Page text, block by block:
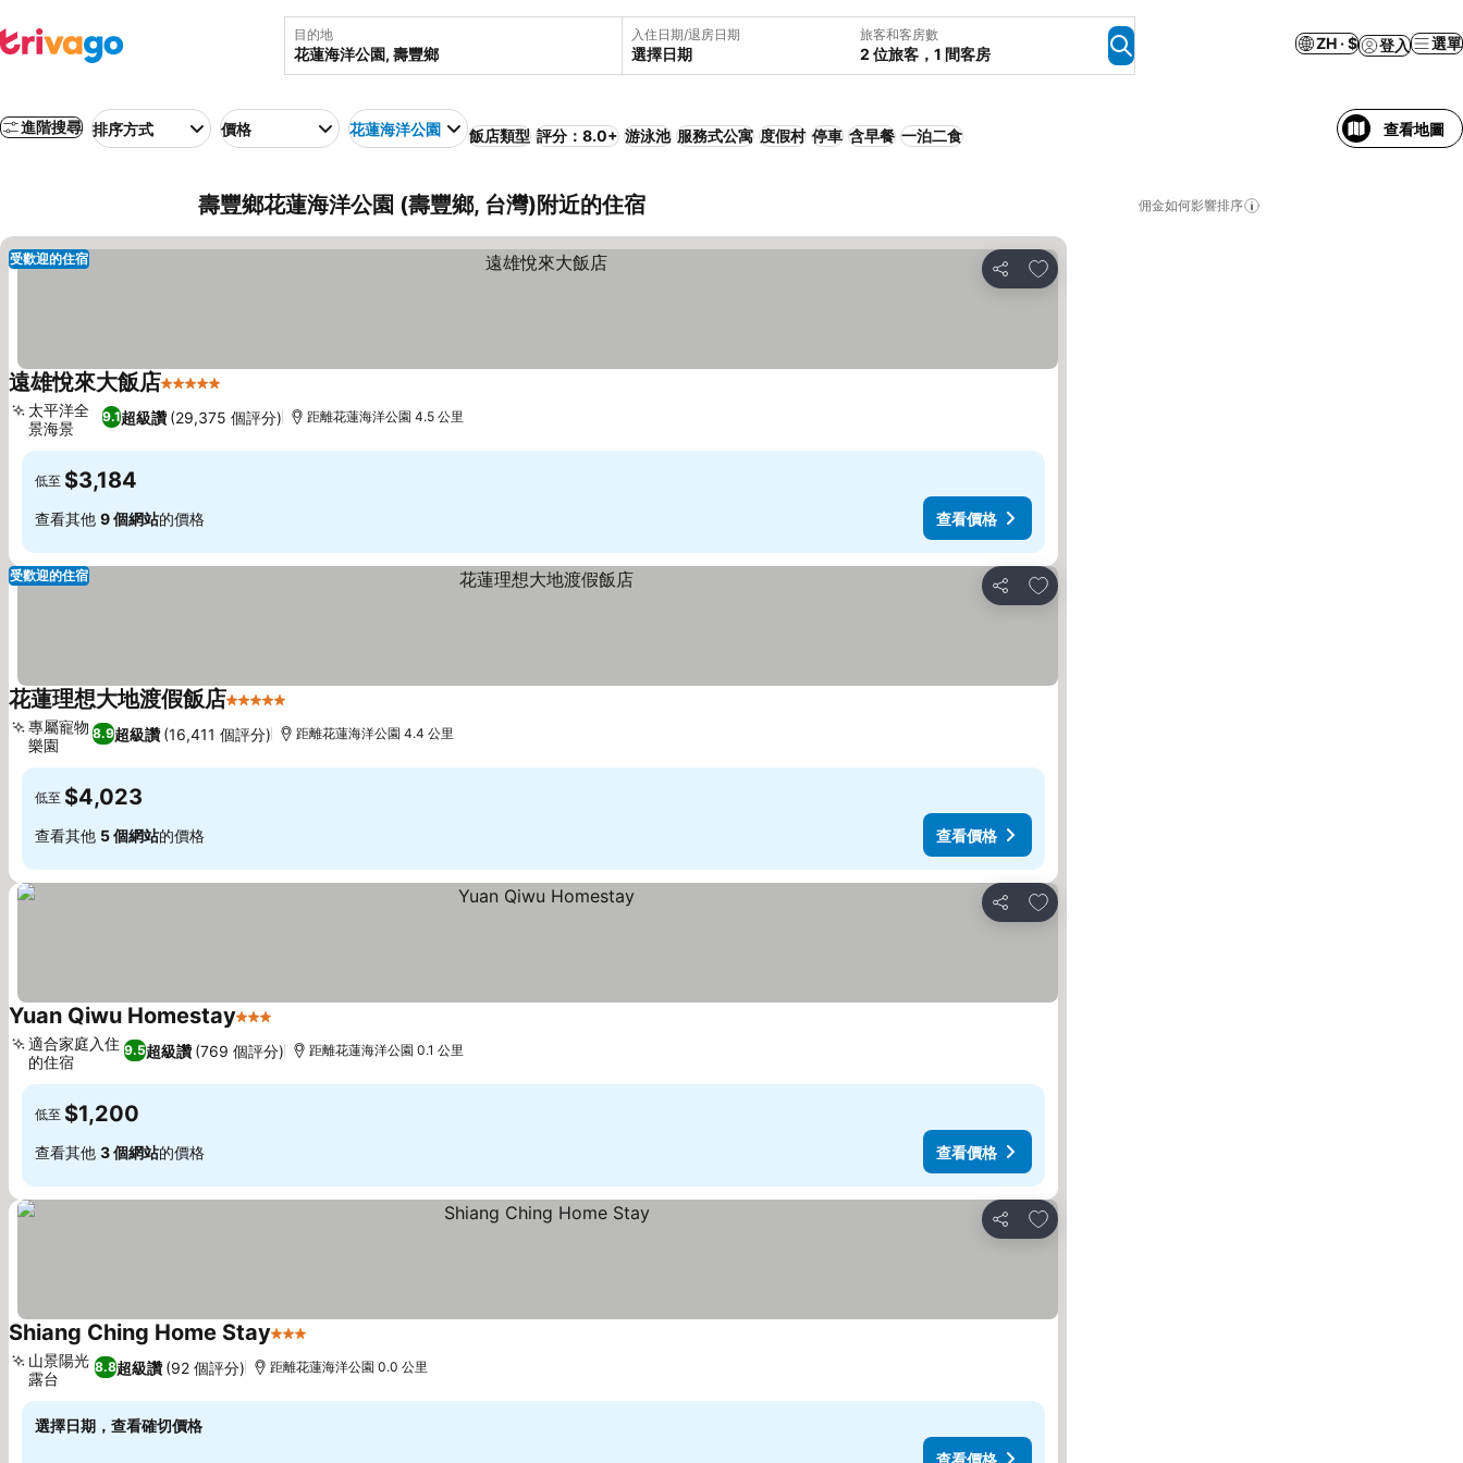
目的地 入住日期/退房日期
選擇日期
旅客和客房數
2 位旅客，1 間客房
ZH · $ 登入 選單
進階搜尋 排序方式 價格 花蓮海洋公園 飯店類型 評分：8.0+ 游泳池 服務式公寓 度假村 停車 含早餐 一泊二食 查看地圖
壽豐鄉花蓮海洋公園 (壽豐鄉, 台灣)附近的住宿 佣金如何影響排序
分享
加入我的最愛
受歡迎的住宿
遠雄悅來大飯店5 星級
9.1超級讚 (29,375 個評分)
太平洋全
景海景
距離花蓮海洋公園 4.5 公里
低至 $3,184
查看其他 9 個網站的價格 查看價格
分享
加入我的最愛
受歡迎的住宿
花蓮理想大地渡假飯店5 星級
8.9超級讚 (16,411 個評分)
專屬寵物
樂園
距離花蓮海洋公園 4.4 公里
低至 $4,023
查看其他 5 個網站的價格 查看價格
分享
加入我的最愛
Yuan Qiwu Homestay3 星級
9.5超級讚 (769 個評分)
適合家庭入住
的住宿
距離花蓮海洋公園 0.1 公里
低至 $1,200
查看其他 3 個網站的價格 查看價格
分享
加入我的最愛
Shiang Ching Home Stay3 星級
8.8超級讚 (92 個評分)
山景陽光
露台
距離花蓮海洋公園 0.0 公里
選擇日期，查看確切價格
查看價格